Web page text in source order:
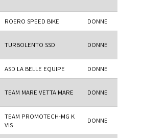
ROERO SPEED BIKE DONNE
TURBOLENTO SSD DONNE
ASD LA BELLE EQUIPE DONNE
TEAM MARE VETTA MARE DONNE
TEAM PROMOTECH-MG K
VIS
DONNE